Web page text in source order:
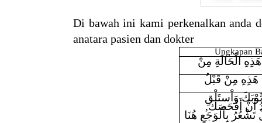
Di bawah ini kami perkenalkan anda
anatara pasien dan dokter
Ungkapan
الْحَالَةِ مِنْ
هَذِهِ مِنْ قَبْلُ
وَاْستَلْقِ
أَنْ أَفْحَصَكَ,
بِاْلوَجَعِ هُنَا